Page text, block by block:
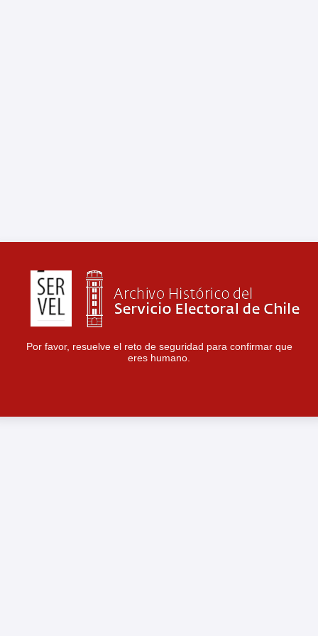
Por favor, resuelve el reto de seguridad para confirmar que
eres humano.